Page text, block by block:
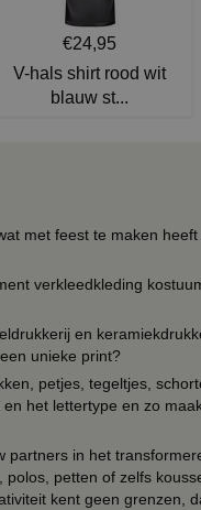
€24,95
V-hals shirt rood wit
blauw st...
met feest te maken
verkleedkleding
en
unieke print?
petjes, tegeltjes,
het lettertype en zo
partners in het
petten of zelfs
kent geen grenzen,